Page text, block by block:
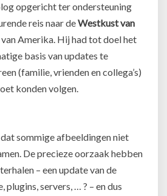
opgericht ter ondersteuning
reis naar deWestkust van
van Amerika. Hij had tot doel het
basis van updates te
(familie, vrienden en collega’s)
konden volgen.
sommige afbeeldingen niet
De precieze oorzaak hebben
– een update van de
servers, … ? – en dus